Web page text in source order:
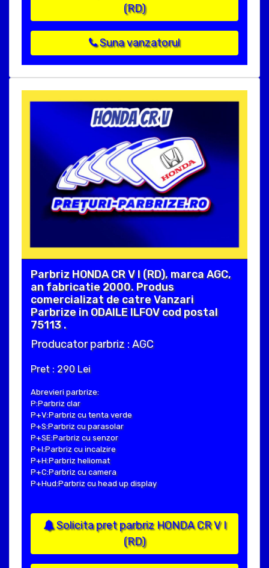
(RD)
Suna vanzatorul
Parbriz HONDA CR V I (RD), marca AGC,
an fabricatie 2000. Produs
comercializat de catre Vanzari
Parbrize in ODAILE ILFOV cod postal
75113 .
Producator parbriz : AGC
Pret : 290 Lei
Abrevieri parbrize:
P:Parbriz clar
P+V:Parbriz cu tenta verde
P+S:Parbriz cu parasolar
P+SE:Parbriz cu senzor
P+I:Parbriz cu incalzire
P+H:Parbriz heliomat
P+C:Parbriz cu camera
P+Hud:Parbriz cu head up display
Solicita pret parbriz HONDA CR V I
(RD)